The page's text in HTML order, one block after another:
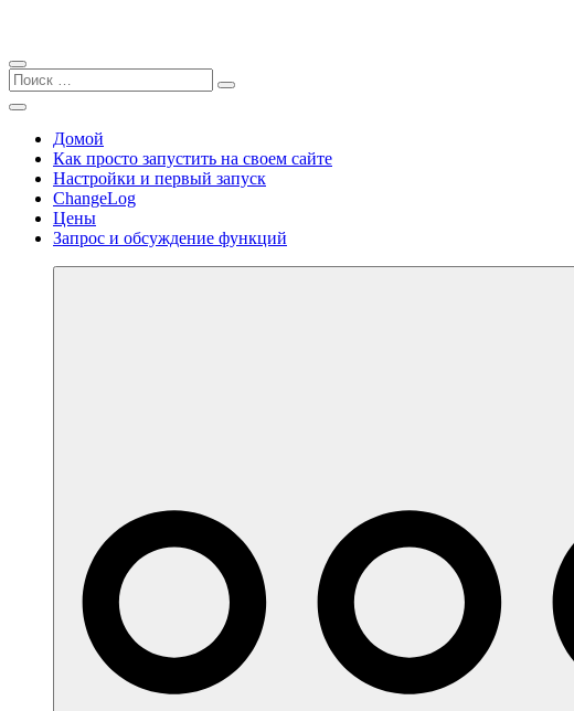
Закрыть
Поиск
Найти:
Поиск
Перейти
содержимому
Меню
Домой
Как просто запустить на своем сайте
Настройки и первый запуск
ChangeLog
Цены
Запрос и обсуждение функций